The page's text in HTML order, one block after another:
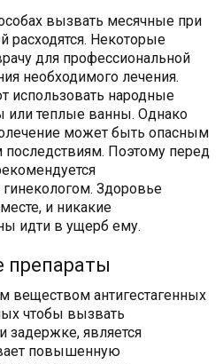
вызвать месячные при
Некоторые
для профессиональной
необходимого лечения.
использовать народные
или теплые ванны. Однако
может быть опасным
Поэтому перед
гинекологом. Здоровье
и никакие
идти в ущерб ему.
препараты
антигестагенных
чтобы вызвать
задержке, является
повышенную